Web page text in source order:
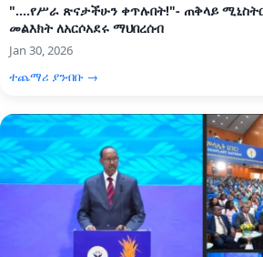
"....የሥራ ጽናታችሁን ቀጥሉበት!"- ጠቅላይ
መልእክት ለአርሶአደሩ ማህበረሰብ
Jan 30, 2026
ተጨማሪ ያንብቡ →